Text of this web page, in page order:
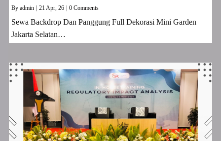
By admin 21 Apr, 26 0 Comments
Sewa Backdrop Dan Panggung Full Dekorasi Mini Garden
Jakarta Selatan…